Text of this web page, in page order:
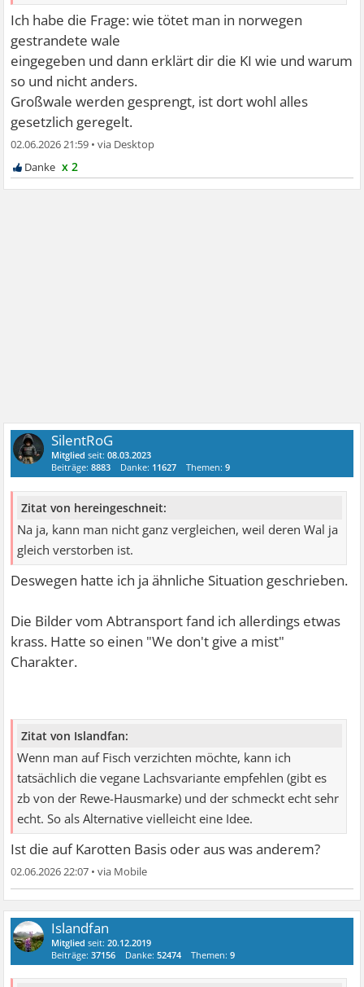
Ich habe die Frage: wie tötet man in norwegen
gestrandete wale
eingegeben und dann erklärt dir die KI wie und warum
so und nicht anders.
Großwale werden gesprengt, ist dort wohl alles
gesetzlich geregelt.
02.06.2026 21:59 •
x 2
SilentRoG
Mitglied seit:08.03.2023
Beiträge:8883 Danke: 11627 Themen:9
Zitat von hereingeschneit:
Na ja, kann man nicht ganz vergleichen, weil deren Wal ja
gleich verstorben ist.
Deswegen hatte ich ja ähnliche Situation geschrieben.
Die Bilder vom Abtransport fand ich allerdings etwas
krass. Hatte so einen "We don't give a mist"
Charakter.
Zitat von Islandfan:
Wenn man auf Fisch verzichten möchte, kann ich
tatsächlich die vegane Lachsvariante empfehlen (gibt es
zb von der Rewe-Hausmarke) und der schmeckt echt sehr
echt. So als Alternative vielleicht eine Idee.
Ist die auf Karotten Basis oder aus was anderem?
02.06.2026 22:07 •
Islandfan
Mitglied seit:20.12.2019
Beiträge:37156 Danke:52474 Themen:9